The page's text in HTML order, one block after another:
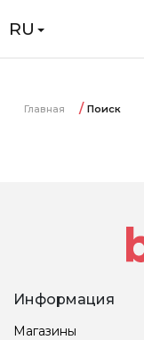
RU
Главная Поиск
Информация
Магазины